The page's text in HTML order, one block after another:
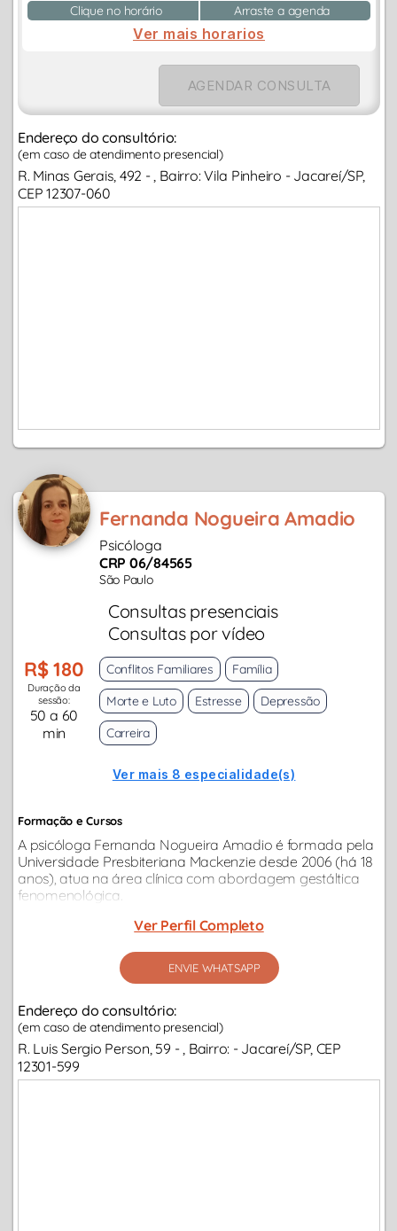
Clique no horário Arraste a agenda
Ver mais horarios
AGENDAR CONSULTA
Endereço do consultório:
(em caso de atendimento presencial)
R. Minas Gerais, 492 - , Bairro: Vila Pinheiro - Jacareí/SP,
CEP 12307-060
Fernanda Nogueira Amadio
Psicóloga
CRP 06/84565
São Paulo
Consultas presenciais
Consultas por vídeo
R$ 180
Duração da
sessão:
50 a 60
min
Conflitos Familiares
Família
Morte e Luto
Estresse
Depressão
Carreira
Ver mais 8 especialidade(s)
Formação e Cursos
A psicóloga Fernanda Nogueira Amadio é formada pela
Universidade Presbiteriana Mackenzie desde 2006 (há 18
anos), atua na área clínica com abordagem gestáltica
fenomenológica.
Ver Perfil Completo
ENVIE WHATSAPP
Endereço do consultório:
(em caso de atendimento presencial)
R. Luis Sergio Person, 59 - , Bairro: - Jacareí/SP, CEP
12301-599